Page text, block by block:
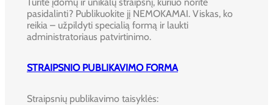
pasidalinti? Publikuokite jį NEMOKAMAI. Viskas, ko
reikia – užpildyti specialią formą ir laukti
administratoriaus patvirtinimo.
STRAIPSNIO PUBLIKAVIMO FORMA
Straipsnių publikavimo taisyklės: